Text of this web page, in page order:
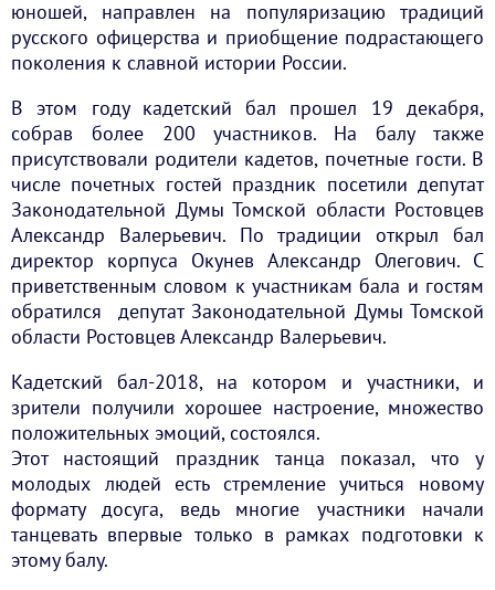
юношей, направлен на популяризацию традиций
русского офицерства и приобщение подрастающего
поколения к славной истории России.
В этом году кадетский бал прошел 19 декабря,
собрав более 200 участников. На балу также
присутствовали родители кадетов, почетные гости. В
числе почетных гостей праздник посетили депутат
Законодательной Думы Томской области Ростовцев
Александр Валерьевич. По традиции открыл бал
директор корпуса Окунев Александр Олегович. С
приветственным словом к участникам бала и гостям
обратился депутат Законодательной Думы Томской
области Ростовцев Александр Валерьевич.
Кадетский бал-2018, на котором и участники, и
зрители получили хорошее настроение, множество
положительных эмоций, состоялся.
Этот настоящий праздник танца показал, что у
молодых людей есть стремление учиться новому
формату досуга, ведь многие участники начали
танцевать впервые только в рамках подготовки к
этому балу.